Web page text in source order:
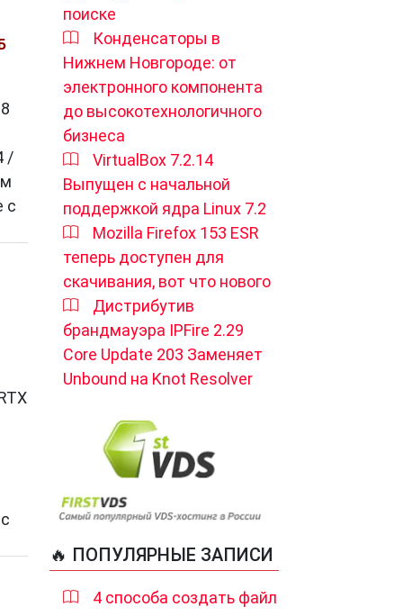
/
с
поиске
Конденсаторы в
Нижнем Новгороде: от
электронного компонента
до высокотехнологичного
бизнеса
VirtualBox 7.2.14
Выпущен с начальной
поддержкой ядра Linux 7.2
Mozilla Firefox 153 ESR
теперь доступен для
скачивания, вот что нового
Дистрибутив
брандмауэра IPFire 2.29
Core Update 203 Заменяет
Unbound на Knot Resolver
🔥 ПОПУЛЯРНЫЕ ЗАПИСИ
4 способа создать файл